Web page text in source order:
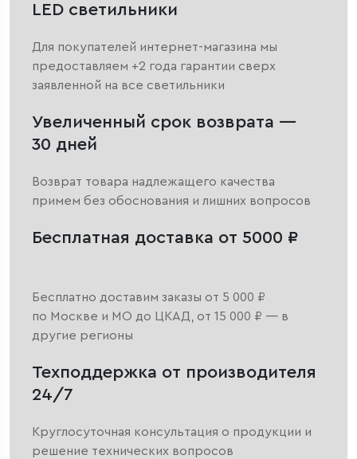
LED светильники
Для покупателей интернет-магазина мы
предоставляем +2 года гарантии сверх
заявленной на все светильники
Увеличенный срок возврата —
30 дней
Возврат товара надлежащего качества
примем без обоснования и лишних вопросов
Бесплатная доставка от 5000 ₽
Бесплатно доставим заказы от 5 000 ₽
по Москве и МО до ЦКАД, от 15 000 ₽ — в
другие регионы
Техподдержка от производителя
24/7
Круглосуточная консультация о продукции и
решение технических вопросов